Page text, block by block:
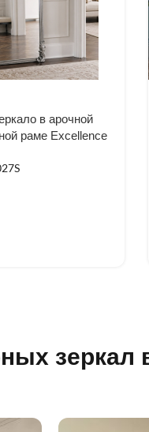
в арочной
раме Excellence
зеркал